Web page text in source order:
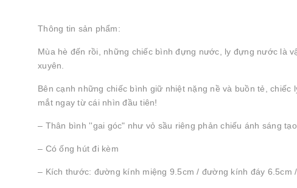
Thông tin sản phẩm:
Mùa hè đến rồi, những chiếc bình đựng nước, ly đựng nước là
xuyên.
Bên cạnh những chiếc bình giữ nhiệt nặng nề và buồn tẻ,
mắt ngay từ cái nhìn đầu tiên!
– Thân bình ''gai góc" như vỏ sầu riêng phản chiếu ánh sáng
– Có ống hút đi kèm
– Kích thước: đường kính miệng 9.5cm / đường kính đáy 6.5cm